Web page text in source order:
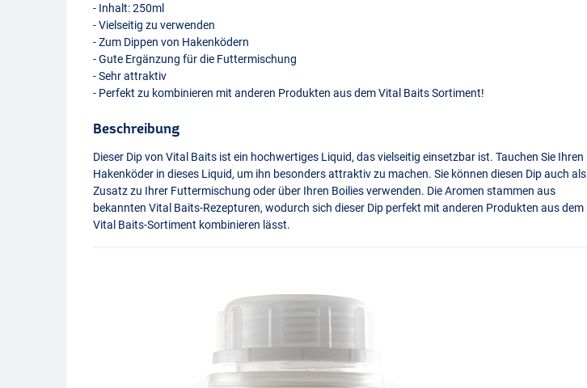
Nutty Crunch
- Inhalt: 250ml
- Vielseitig zu verwenden
- Zum Dippen von Hakenködern
- Gute Ergänzung für die Futtermischung
- Sehr attraktiv
- Perfekt zu kombinieren mit anderen Produkten aus dem Vital Baits Sortiment!
Beschreibung
Dieser Dip von Vital Baits ist ein hochwertiges Liquid, das vielseitig einsetzbar ist. Tauchen Sie Ihren
Hakenköder in dieses Liquid, um ihn besonders attraktiv zu machen. Sie können diesen Dip auch als
Zusatz zu Ihrer Futtermischung oder über Ihren Boilies verwenden. Die Aromen stammen aus
bekannten Vital Baits-Rezepturen, wodurch sich dieser Dip perfekt mit anderen Produkten aus dem
Vital Baits-Sortiment kombinieren lässt.